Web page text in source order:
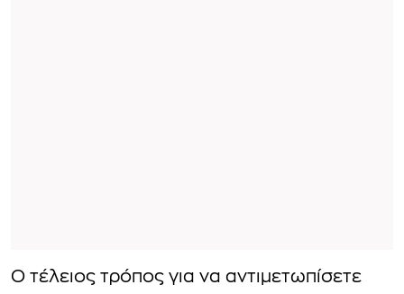
Ο τέλειος τρόπος για να αντιμετωπίσετε